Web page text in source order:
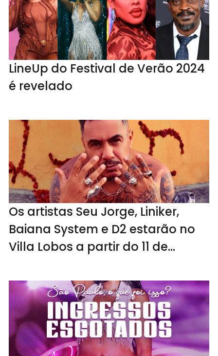
LineUp do Festival de Verão 2024
é revelado
Os artistas Seu Jorge, Liniker,
Baiana System e D2 estarão no
Villa Lobos a partir do 11 de